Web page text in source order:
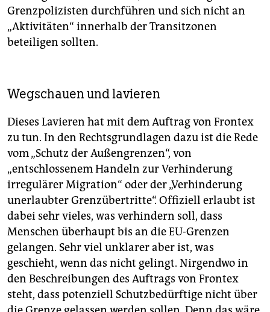
Grenzpolizisten durchführen und sich nicht an
„Aktivitäten“ innerhalb der Transitzonen
beteiligen sollten.
Wegschauen und lavieren
Dieses Lavieren hat mit dem Auftrag von Frontex
zu tun. In den Rechtsgrundlagen dazu ist die Rede
vom „Schutz der Außengrenzen“, von
„entschlossenem Handeln zur Verhinderung
irregulärer Migration“ oder der „Verhinderung
unerlaubter Grenzübertritte“. Offiziell erlaubt ist
dabei sehr vieles, was verhindern soll, dass
Menschen überhaupt bis an die EU-Grenzen
gelangen. Sehr viel unklarer aber ist, was
geschieht, wenn das nicht gelingt. Nirgendwo in
den Beschreibungen des Auftrags von Frontex
steht, dass potenziell Schutzbedürftige nicht über